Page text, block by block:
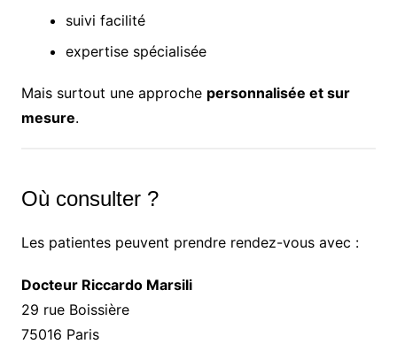
suivi facilité
expertise spécialisée
Mais surtout une approche personnalisée et sur
mesure.
Où consulter ?
Les patientes peuvent prendre rendez-vous avec :
Docteur Riccardo Marsili
29 rue Boissière
75016 Paris